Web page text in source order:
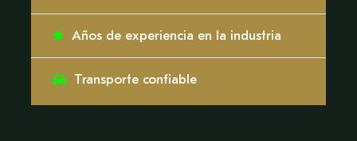
Años de experiencia en la industria
Transporte confiable
ante nosotros, ofreciendo impresionantes vistas
la vida selvática.